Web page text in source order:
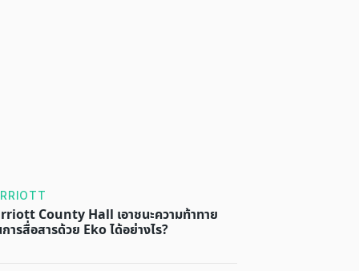
County Hall เอาชนะความท้าทาย
ารสื่อสารด้วย Eko ได้อย่างไร?